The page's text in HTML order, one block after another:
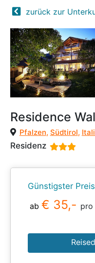
zurück zur
Residence
Pfalzen, Südtirol,
Residenz
Günstigster
ab € 35,- pro